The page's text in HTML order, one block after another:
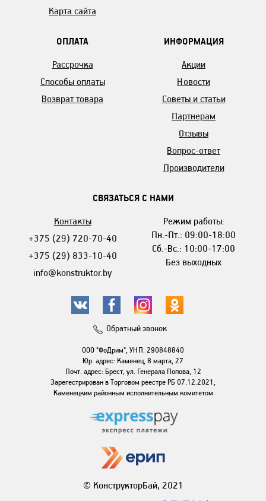
Карта сайта
ОПЛАТА
Рассрочка
Способы оплаты
Возврат товара
ИНФОРМАЦИЯ
Акции
Новости
Советы и статьи
Партнерам
Отзывы
Вопрос-ответ
Производители
СВЯЗАТЬСЯ С НАМИ
Контакты
+375 (29) 720-70-40
+375 (29) 833-10-40
info@konstruktor.by
Режим работы:
Пн.-Пт.: 09:00-18:00
Сб.-Вс.: 10:00-17:00
Без выходных
Обратный звонок
ООО "ФоДрим", УНП: 290848840
Юр. адрес: Каменец, 8 марта, 27
Почт. адрес: Брест, ул. Генерала Попова, 12
Зарегестрирован в Торговом реестре РБ 07.12.2021,
Каменецким районным исполнительным комитетом
© КонструкторБай, 2021